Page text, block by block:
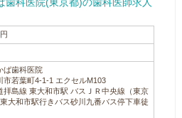
歯科医院(東京都)の歯科医師求人
歯科医院
若葉町4-1-1 エクセルM103
島線 東大和市駅 バスＪＲ中央線（東京
大和市駅行きバス砂川九番バス停下車徒